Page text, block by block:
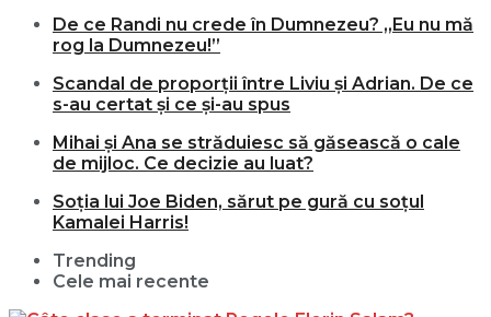
De ce Randi nu crede în Dumnezeu? „Eu nu mă
rog la Dumnezeu!”
Scandal de proporții între Liviu și Adrian. De ce
s-au certat și ce și-au spus
Mihai și Ana se străduiesc să găsească o cale
de mijloc. Ce decizie au luat?
Soția lui Joe Biden, sărut pe gură cu soțul
Kamalei Harris!
Trending
Cele mai recente